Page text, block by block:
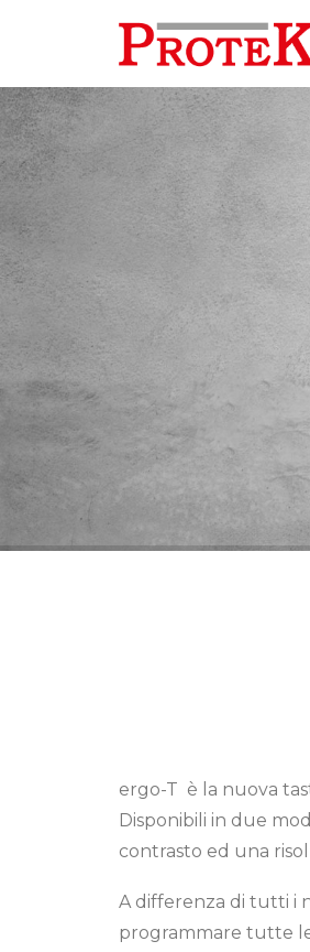
ergo-T è la nuova
Disponibili in due
contrasto ed una
A differenza di tutti i
programmare tutte